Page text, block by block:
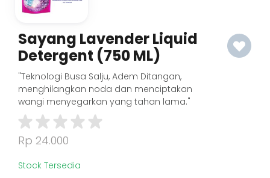
Sayang Lavender Liquid
Detergent (750 ML)
"Teknologi Busa Salju, Adem Ditangan,
menghilangkan noda dan menciptakan
wangi menyegarkan yang tahan lama."
Rp 24.000
Stock Tersedia